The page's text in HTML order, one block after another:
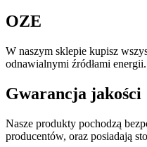
OZE
W naszym sklepie kupisz
odnawialnymi źródłami energii.
Gwarancja jakości
Nasze produkty pochodzą
producentów, oraz posiadają